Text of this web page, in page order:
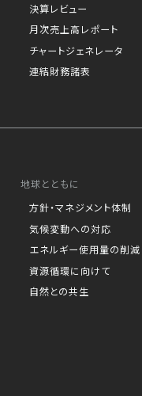
決算レビュー
月次売上高レポート
チャートジェネレータ
連結財務諸表
地球とともに
方針・マネジメント体制
気候変動への対応
エネルギー使用量の削減
資源循環に向けて
自然との共生